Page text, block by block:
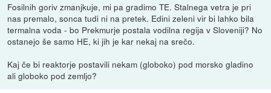
Fosilnih goriv zmanjkuje, mi pa gradimo TE. Stalnega vetra je pri
nas premalo, sonca tudi ni na pretek. Edini zeleni vir bi lahko bila
termalna voda - bo Prekmurje postala vodilna regija v Sloveniji? No
ostanejo še samo HE, ki jih je kar nekaj na srečo.
Kaj če bi reaktorje postavili nekam (globoko) pod morsko gladino
ali globoko pod zemljo?